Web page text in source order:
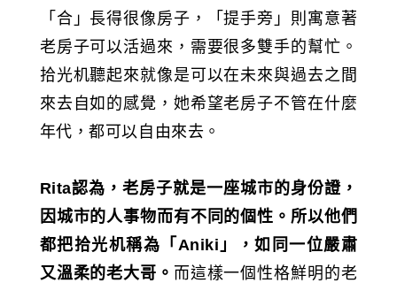
「合」長得很像房子，「提手旁」則寓意著
老房子可以活過來，需要很多雙手的幫忙。
拾光机聽起來就像是可以在未來與過去之間
來去自如的感覺，她希望老房子不管在什麼
年代，都可以自由來去。
Rita認為，老房子就是一座城市的身份證，
因城市的人事物而有不同的個性。所以他們
都把拾光机稱為「Aniki」，如同一位嚴肅
又溫柔的老大哥。 而這樣一個性格鮮明的老